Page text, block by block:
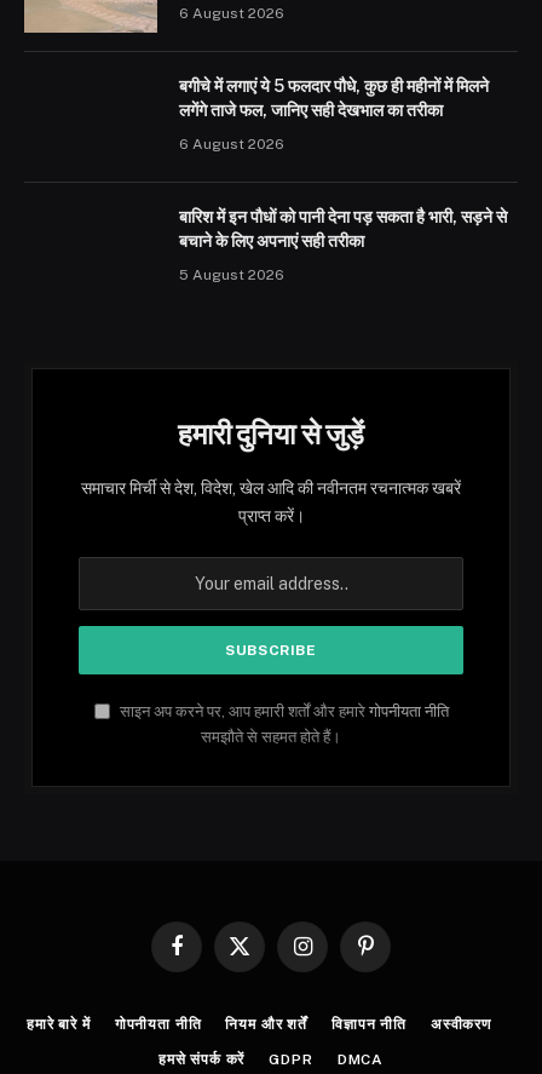
6 August 2026
बगीचे में लगाएं ये 5 फलदार पौधे, कुछ ही महीनों में मिलने
लगेंगे ताजे फल, जानिए सही देखभाल का तरीका
6 August 2026
बारिश में इन पौधों को पानी देना पड़ सकता है भारी, सड़ने से
बचाने के लिए अपनाएं सही तरीका
5 August 2026
हमारी दुनिया से जुड़ें
समाचार मिर्ची से देश, विदेश, खेल आदि की नवीनतम रचनात्मक खबरें
प्राप्त करें।
साइन अप करने पर, आप हमारी शर्तों और हमारे गोपनीयता नीति
समझौते से सहमत होते हैं।
Facebook
X
InstagramPinterest
हमारे बारे में गोपनीयता नीति नियम और शर्तें विज्ञापन नीति अस्वीकरण
हमसे संपर्क करें GDPR DMCA